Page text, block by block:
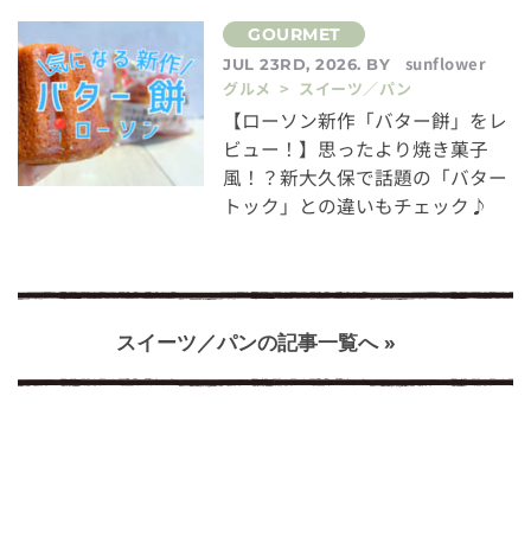
JUL 23RD, 2026. BY
sunflower
グルメ > スイーツ／パン
【ローソン新作「バター餅」をレ
ビュー！】思ったより焼き菓子
風！？新大久保で話題の「バター
トック」との違いもチェック♪
スイーツ／パンの記事一覧へ »